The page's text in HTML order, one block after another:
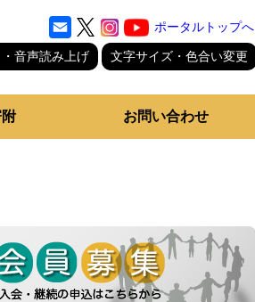
ポータルトップへ
音声読み上げ 文字サイズ・色合い変更
お問い合わせ